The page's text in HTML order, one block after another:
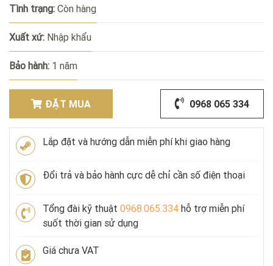
Tình trạng: Còn hàng
Xuất xứ: Nhập khẩu
Bảo hành: 1 năm
ĐẶT MUA 0968 065 334
Lắp đặt và hướng dẫn miễn phí khi giao hàng
Đổi trả và bảo hành cực dễ chỉ cần số điện thoại
Tổng đài kỹ thuật 0968.065.334 hỗ trợ miễn phí
suốt thời gian sử dụng
Giá chưa VAT